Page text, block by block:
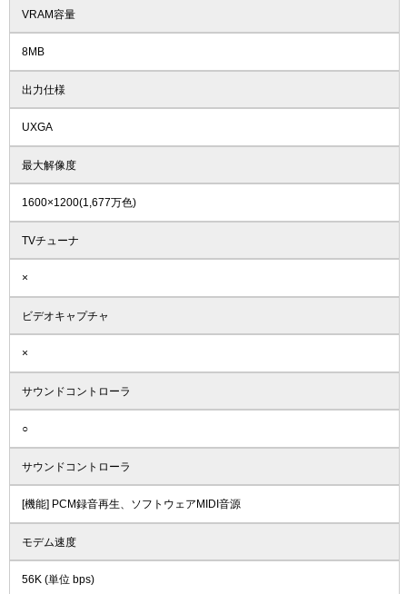
VRAM容量
8MB
出力仕様
UXGA
最大解像度
1600×1200(1,677万色)
TVチューナ
×
ビデオキャプチャ
×
サウンドコントローラ
○
サウンドコントローラ
[機能] PCM録音再生、ソフトウェアMIDI音源
モデム速度
56K (単位 bps)